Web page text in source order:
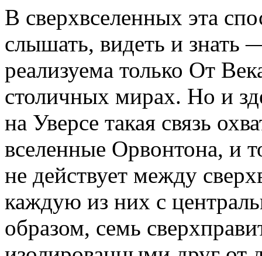
В сверхвселенных эта
слышать, видеть и знать
реализуема только От
столичных мирах. Но и
на Уверсе такая связь
вселенные Орвонтона, и
не действует между
каждую из них с
образом, семь